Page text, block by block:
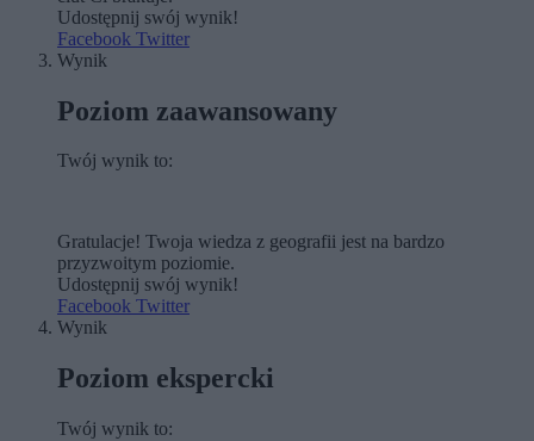
Udostępnij swój wynik!
Facebook Twitter
Wynik
Poziom zaawansowany
Twój wynik to:
Gratulacje! Twoja wiedza z geografii jest na bardzo
przyzwoitym poziomie.
Udostępnij swój wynik!
Facebook Twitter
Wynik
Poziom ekspercki
Twój wynik to: